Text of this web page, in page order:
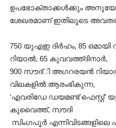
ഉപഭോക്താക്കള്‍ക്കും
ശേഖരമാണ് ഇതിലൂടെ
750 യുഎഇ ദിർഹം, 85 ഒമായി
റിയാല്‍, 65 കുവവത്ത്ദിനാര്‍,
900 സൗദ്ി അഗറരയന്‍
വിലകളില്‍ ആരംഭികുന്ന,
‘എവരിഡേ ഡയമണ്ട് ഫെസ്റ്റ്’
കുവൈത്ത്, സൗദി
സിംഗപൂര്‍